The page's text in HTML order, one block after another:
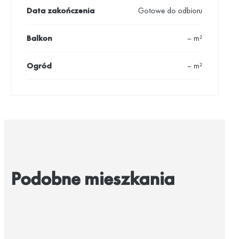
Data zakończenia Gotowe do odbioru
Balkon – m²
Ogród – m²
Podobne mieszkania